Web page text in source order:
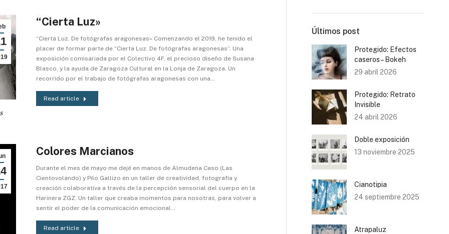
“Cierta Luz»
“Cierta Luz. De fotógrafas aragonesas» Comenzando el 2019, he tenido el
placer de formar parte de “Cierta Luz. De fotógrafas aragonesas”. Una
exposición comisariada por el Colectivo 4F, el precioso diseño de Susana
Blasco, y la ayuda de Zaragoza Cultural en la Lonja de Zaragoza. Un
recorrido por el trabajo de fotógrafas aragonesas con una…
Read article
Colores Marcianos
Durante el mes de mayo me dejé en manos de Almudena Caso (Las
Cientovolando) y Pilo Gallizo en un taller de creatividad, fotografía y
creación colaborativa a través de la percepción sensorial del cuerpo en la
Harinera ZGZ. Un taller que creaba momentos para nosotras, para volver a
sentir el poder de la comunicación emocional…
Read article
Últimos post
Protegido: Efectos
caseros – Bokeh
29 abril 2026
Protegido: Retrato
Invisible
24 abril 2026
Doble exposición
13 noviembre 2025
Cianotipia
24 septiembre 2025
Atrapaluz